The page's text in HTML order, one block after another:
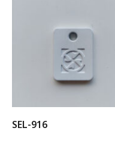
SEL-916